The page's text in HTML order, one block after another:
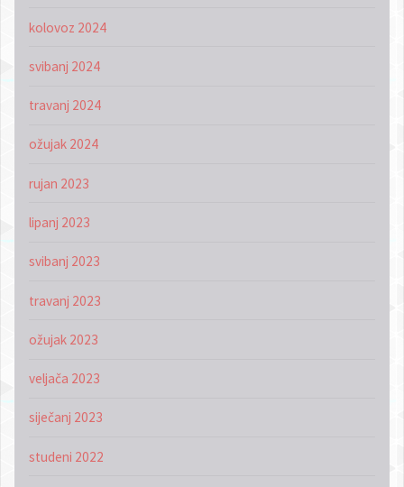
kolovoz 2024
svibanj 2024
travanj 2024
ožujak 2024
rujan 2023
lipanj 2023
svibanj 2023
travanj 2023
ožujak 2023
veljača 2023
siječanj 2023
studeni 2022